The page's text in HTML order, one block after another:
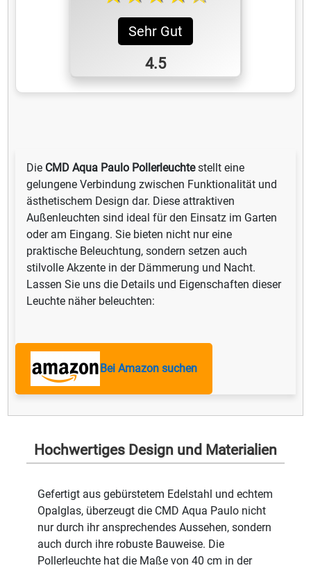
Sehr Gut
4.5
Die CMD Aqua Paulo Pollerleuchtestellt eine
gelungene Verbindung zwischen Funktionalität und
ästhetischem Design dar. Diese attraktiven
Außenleuchten sind ideal für den Einsatz im Garten
oder am Eingang. Sie bieten nicht nur eine
praktische Beleuchtung, sondern setzen auch
stilvolle Akzente in der Dämmerung und Nacht.
Lassen Sie uns die Details und Eigenschaften dieser
Leuchte näher beleuchten:
Bei Amazon suchen
Hochwertiges Design und Materialien
Gefertigt aus gebürstetem Edelstahl und echtem
Opalglas, überzeugt die CMD Aqua Paulo nicht
nur durch ihr ansprechendes Aussehen, sondern
auch durch ihre robuste Bauweise. Die
Pollerleuchte hat die Maße von 40 cm in der